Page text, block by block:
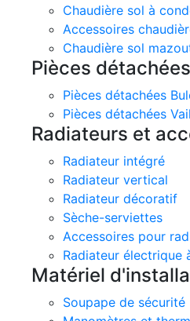
Chaudière sol à
Accessoires
Chaudière sol
Pièces
Pièces détachées
Pièces détachées
Radiateurs et
Radiateur intégré
Radiateur vertical
Radiateur décoratif
Sèche-serviettes
Accessoires pour
Radiateur électrique
Matériel
Soupape de sécurité